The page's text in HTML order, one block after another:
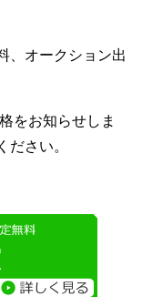
、オークション出
をお知らせしま
ださい。